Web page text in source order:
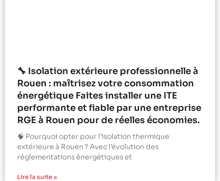
🔧 Isolation extérieure professionnelle à
Rouen : maîtrisez votre consommation
énergétique Faites installer une ITE
performante et fiable par une entreprise
RGE à Rouen pour de réelles économies.
🧠 Pourquoi opter pour l’isolation thermique
extérieure à Rouen ? Avec l’évolution des
réglementations énergétiques et
Lire la suite »